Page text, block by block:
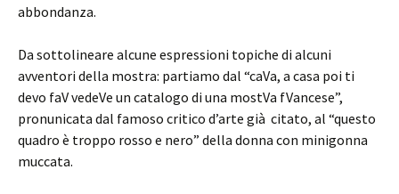
abbondanza.
Da sottolineare alcune espressioni topiche di alcuni
avventori della mostra: partiamo dal “caVa, a casa poi ti
devo faV vedeVe un catalogo di una mostVa fVancese”,
pronunicata dal famoso critico d’arte già citato, al “questo
quadro è troppo rosso e nero” della donna con minigonna
muccata.